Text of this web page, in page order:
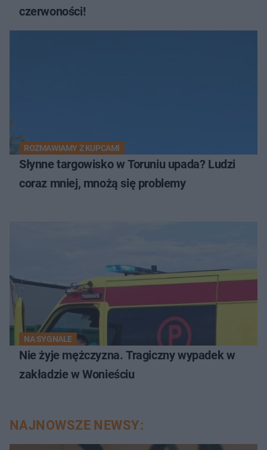
czerwoności!
ROZMAWIAMY Z KUPCAMI
Słynne targowisko w Toruniu upada? Ludzi
coraz mniej, mnożą się problemy
NA SYGNALE
Nie żyje mężczyzna. Tragiczny wypadek w
zakładzie w Wonieściu
NAJNOWSZE NEWSY: